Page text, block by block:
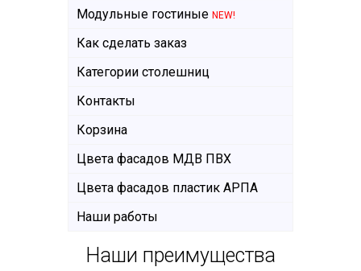
Модульные гостиные NEW!
Как сделать заказ
Категории столешниц
Контакты
Корзина
Цвета фасадов МДВ ПВХ
Цвета фасадов пластик АРПА
Наши работы
Наши преимущества